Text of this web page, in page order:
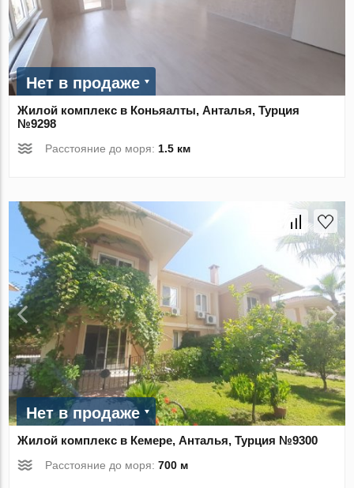
Нет в продаже
Жилой комплекс в Коньяалты, Анталья, Турция
№9298
Расстояние до моря: 1.5 км
Нет в продаже
Жилой комплекс в Кемере, Анталья, Турция №9300
Расстояние до моря:700 м